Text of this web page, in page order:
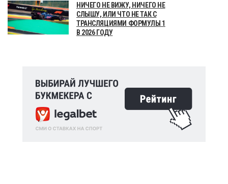
НИЧЕГО НЕ ВИЖУ, НИЧЕГО НЕ
СЛЫШУ, ИЛИ ЧТО НЕ ТАК С
ТРАНСЛЯЦИЯМИ ФОРМУЛЫ 1
В 2026 ГОДУ